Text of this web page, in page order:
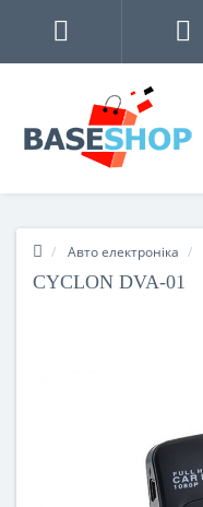
Авто електроніка
CYCLON DVA-01